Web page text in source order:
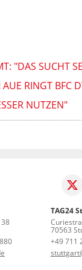
"DAS SUCHT
RINGT BFC
NUTZEN"
TAG24
70563
+49 711